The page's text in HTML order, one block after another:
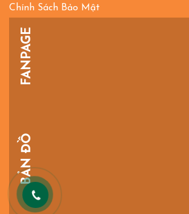
Chính Sách Bảo Mật
FANPAGE
BẢN ĐỒ